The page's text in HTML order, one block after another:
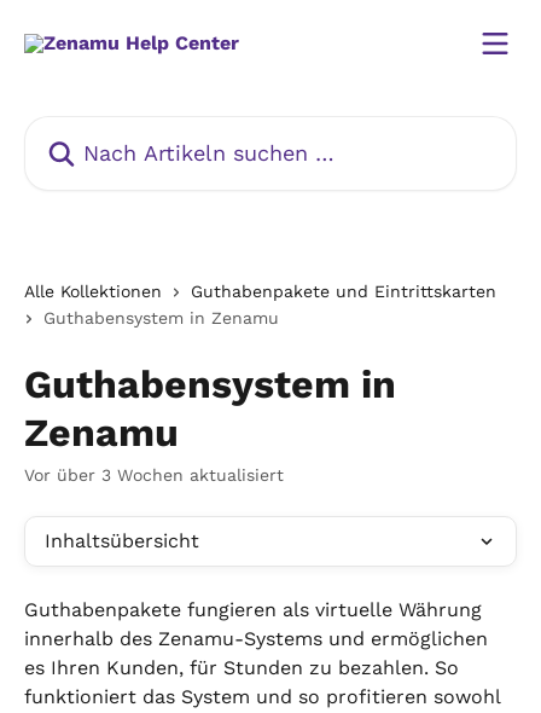
Alle Kollektionen
Guthabenpakete und Eintrittskarten
Guthabensystem in Zenamu
Guthabensystem in
Zenamu
Vor über 3 Wochen aktualisiert
Inhaltsübersicht
Guthabenpakete fungieren als virtuelle Währung
innerhalb des Zenamu-Systems und ermöglichen
es Ihren Kunden, für Stunden zu bezahlen. So
funktioniert das System und so profitieren sowohl